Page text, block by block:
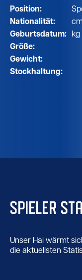
Position:
Nationalität:
Geburtsdatum:
Größe:
Gewicht:
Stockhaltung:
kg
SPIELER
Unser Hai wärmt
die aktuellsten